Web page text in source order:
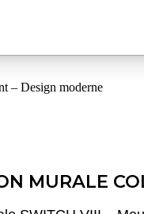
– Design moderne
MURALE